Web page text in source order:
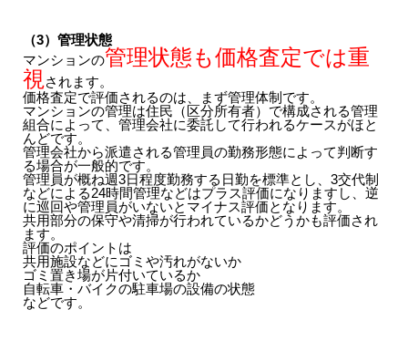
（3）管理状態
マンションの管理状態も価格査定では重
視されます。
価格査定で評価されるのは、まず管理体制です。
マンションの管理は住民（区分所有者）で構成される管理
組合によって、管理会社に委託して行われるケースがほと
んどです。
管理会社から派遣される管理員の勤務形態によって判断す
る場合が一般的です。
管理員が概ね週3日程度勤務する日勤を標準とし、3交代制
などによる24時間管理などはプラス評価になりますし、逆
に巡回や管理員がいないとマイナス評価となります。
共用部分の保守や清掃が行われているかどうかも評価され
ます。
評価のポイントは
共用施設などにゴミや汚れがないか
ゴミ置き場が片付いているか
自転車・バイクの駐車場の設備の状態
などです。